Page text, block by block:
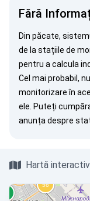
Fără
Din păcate,
de la stațiile de
pentru a calcula
Cel mai probabil,
monitorizare în
ele. Puteți
anunța despre
Hartă